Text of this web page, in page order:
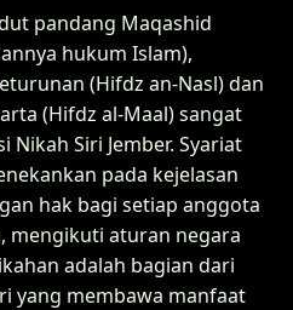
pandang Maqashid
hukum Islam),
(Hifdz an-Nasl) dan
(Hifdz al-Maal) sangat
Siri Jember. Syariat
pada kejelasan
hak bagi setiap anggota
mengikuti aturan negara
adalah bagian dari
yang membawa manfaat